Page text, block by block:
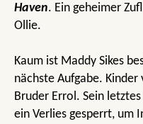
Haven. Ein geheimer
Ollie.
Kaum ist Maddy Sikes
nächste Aufgabe.
Bruder Errol. Sein
ein Verlies gesperrt, um